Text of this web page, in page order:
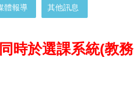
體報導 其他訊息
時於選課系統(教務